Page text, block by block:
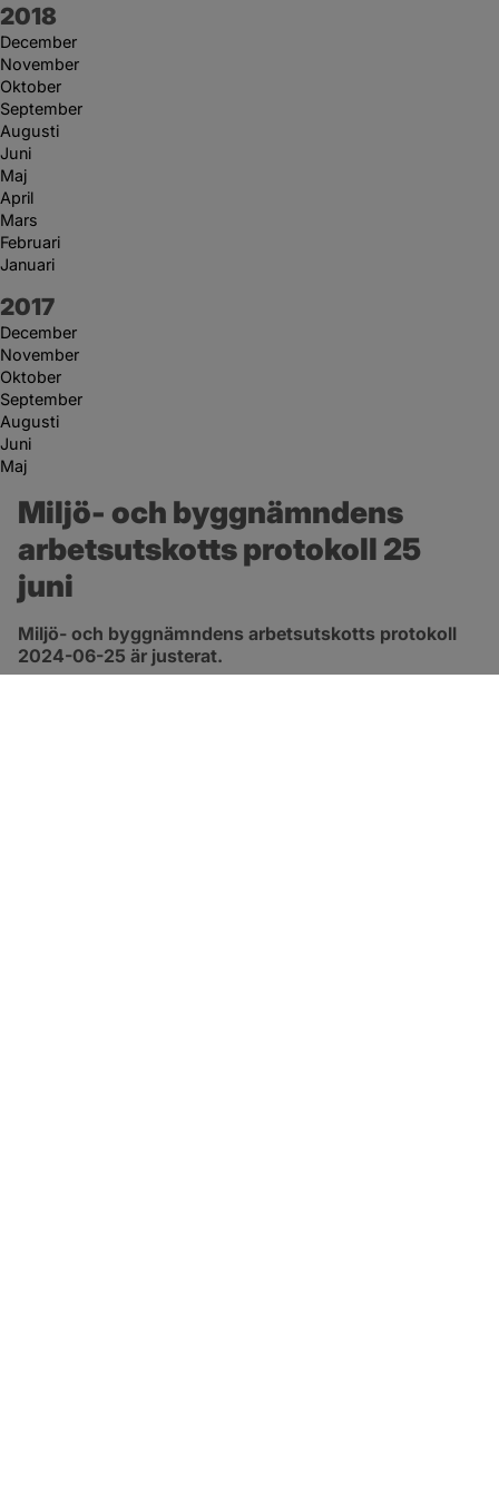
År:
2018
December
November
Oktober
September
Augusti
Juni
Maj
April
Mars
Februari
Januari
År:
2017
December
November
Oktober
September
Augusti
Juni
Maj
Miljö- och byggnämndens
arbetsutskotts protokoll 25
juni
Miljö- och byggnämndens arbetsutskotts protokoll
2024-06-25 är justerat.